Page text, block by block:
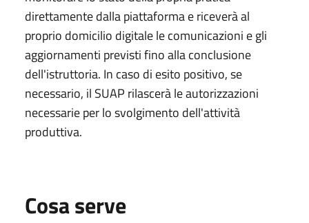
direttamente dalla piattaforma e riceverà al
proprio domicilio digitale le comunicazioni e gli
aggiornamenti previsti fino alla conclusione
dell'istruttoria. In caso di esito positivo, se
necessario, il SUAP rilascerà le autorizzazioni
necessarie per lo svolgimento dell'attività
produttiva.
Cosa serve